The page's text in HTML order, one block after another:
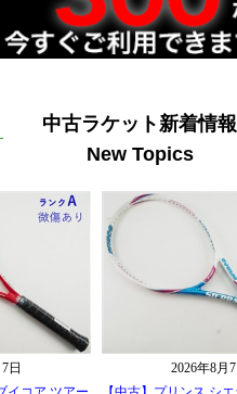
中古ラケット新着情報
New Topics